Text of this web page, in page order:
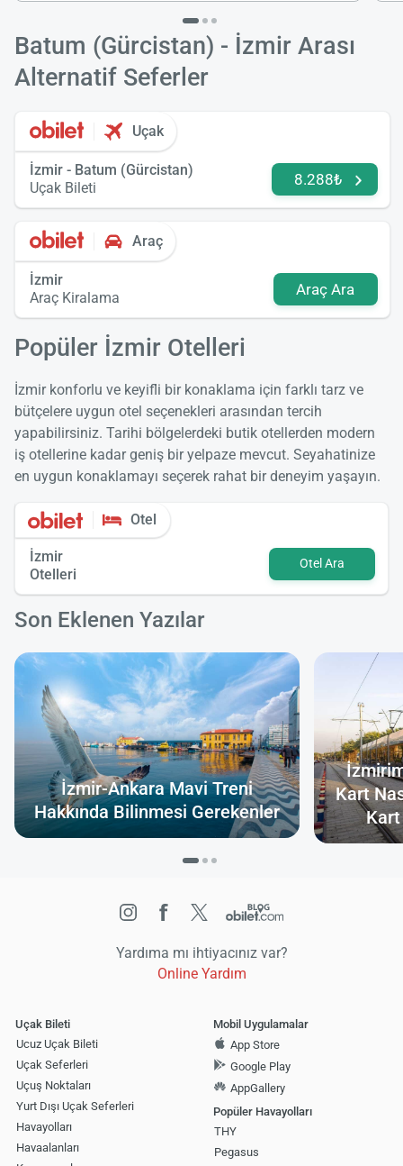
Batum (Gürcistan) - İzmir Arası
Alternatif Seferler
Uçak
İzmir - Batum (Gürcistan)
Uçak Bileti
8.288₺
Araç
İzmir
Araç Kiralama
Araç Ara
Popüler İzmir Otelleri
İzmir konforlu ve keyifli bir konaklama için farklı tarz ve
bütçelere uygun otel seçenekleri arasından tercih
yapabilirsiniz. Tarihi bölgelerdeki butik otellerden modern
iş otellerine kadar geniş bir yelpaze mevcut. Seyahatinize
en uygun konaklamayı seçerek rahat bir deneyim yaşayın.
Otel
İzmir
Otelleri
Otel Ara
Son Eklenen Yazılar
İzmir-Ankara Mavi Treni
Hakkında Bilinmesi Gerekenler
Kart
Yardıma mı ihtiyacınız var?
Online Yardım
Uçak Bileti
Ucuz Uçak Bileti
Uçak Seferleri
Uçuş Noktaları
Yurt Dışı Uçak Seferleri
Havayolları
Havaalanları
Mobil Uygulamalar
App Store
Google Play
AppGallery
Popüler Havayolları
THY
Pegasus